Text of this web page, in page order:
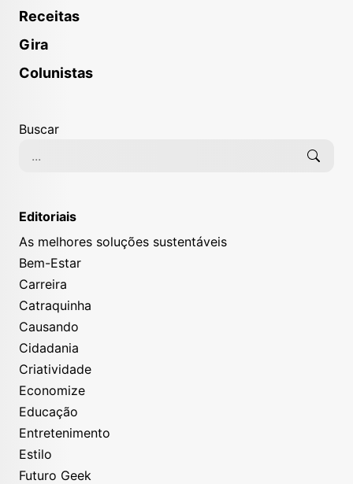
Receitas
Gira
Colunistas
Buscar
Editoriais
As melhores soluções sustentáveis
Bem-Estar
Carreira
Catraquinha
Causando
Cidadania
Criatividade
Economize
Educação
Entretenimento
Estilo
Futuro Geek